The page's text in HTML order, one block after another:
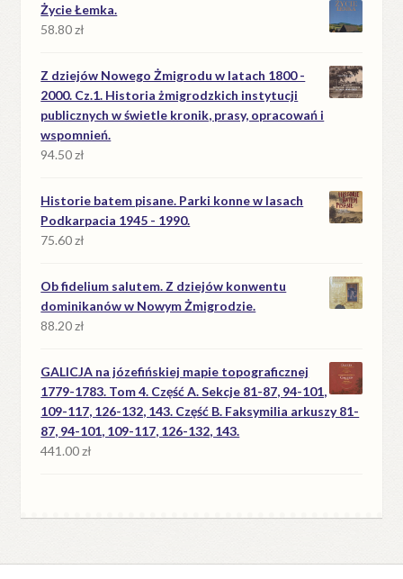
Życie Łemka.
58.80zł
Z dziejów Nowego Żmigrodu w latach 1800 -
2000. Cz.1. Historia żmigrodzkich instytucji
publicznych w świetle kronik, prasy, opracowań i
wspomnień.
94.50zł
Historie batem pisane. Parki konne w lasach
Podkarpacia 1945 - 1990.
75.60zł
Ob fidelium salutem. Z dziejów konwentu
dominikanów w Nowym Żmigrodzie.
88.20zł
GALICJA na józefińskiej mapie topograficznej
1779-1783. Tom 4. Część A. Sekcje 81-87, 94-101,
109-117, 126-132, 143. Część B. Faksymilia arkuszy 81-
87, 94-101, 109-117, 126-132, 143.
441.00zł